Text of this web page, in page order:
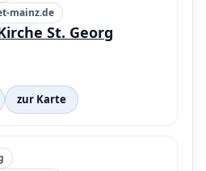
mainz.de
St. Georg
zur Karte